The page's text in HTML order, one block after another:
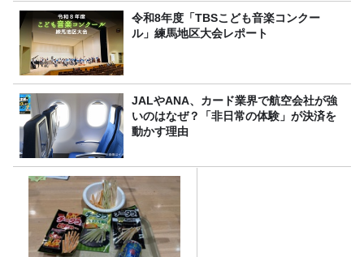
令和8年度「TBSこども音楽コンクー
ル」練馬地区大会レポート
JALやANA、カード業界で航空会社が強
いのはなぜ？「非日常の体験」が決済を
動かす理由